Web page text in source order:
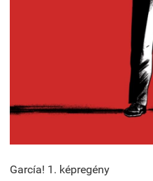
García! 1. képregény